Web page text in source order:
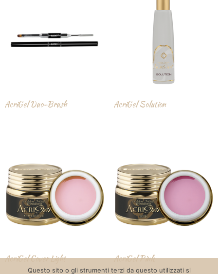
AcriGel Duo-Brush AcriGel Solution
AcriGel Cover Light AcriGel Pink
Questo sito o gli strumenti terzi da questo utilizzati si